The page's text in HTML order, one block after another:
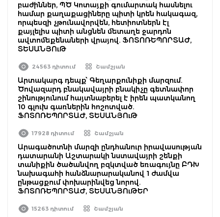
բաժիններ, ՊԾ Կոտայքի գումարտակ հասնելու
համար քաղաքացիները պիտի կրեն հակագազ,
որպեսզի չթունավորվեն, հետիոտներն էլ
քայլելիս պիտի անցնեն մետաղե ջարդոն
ավտոմեքենաների վրայով. ՖՈՏՈՌԵՊՈՐՏԱԺ,
ՏԵՍԱՆՅՈւԹ
24563 դիտում Շամշյան
Արտակարգ դեպք՝ Գեղարքունիքի մարզում.
Ծովազարդ բնակավայրի բնակիչը գետնափոր
շինությունում հայտնաբերել է իրեն պատկանող
10 գլուխ գառներին հոշոտված.
ՖՈՏՈՌԵՊՈՐՏԱԺ, ՏԵՍԱՆՅՈւԹ
17928 դիտում Շամշյան
Արագածոտնի մարզի ընդհանուր իրավասության
դատարանի Աշտարակի նստավայրի շենքի
տանիքին ծածանվող բզկտված եռագույնը ԲԴԽ
նախագահի հանձնարարականով 1 ժամվա
ընթացքում փոխարինվեց նորով.
ՖՈՏՈՌԵՊՈՐՏԱԺ, ՏԵՍԱՆՅՈւԹԵՐ
15263 դիտում Շամշյան